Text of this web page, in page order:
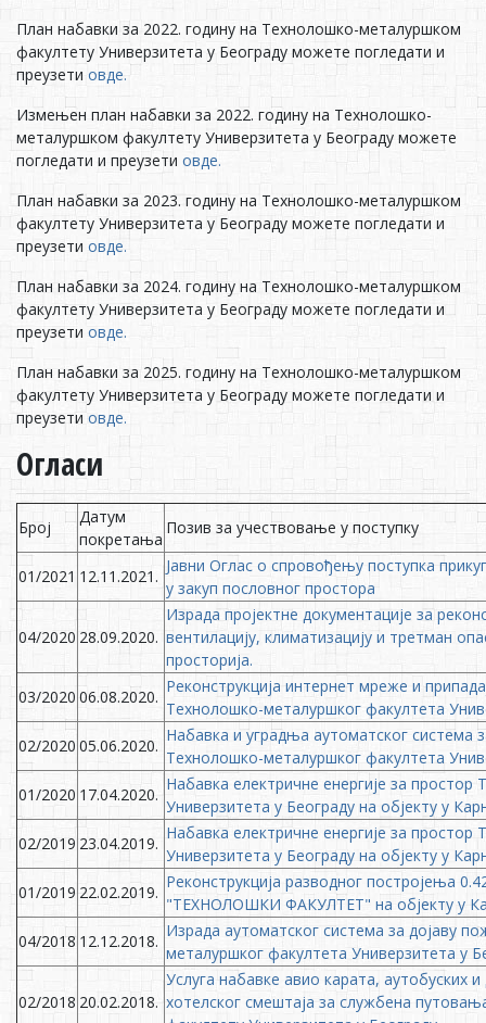
План набавки за 2022. годину на Технолошко-металуршком
факултету Универзитета у Београду можете погледати и
преузети овде.
Измењен план набавки за 2022. годину на Технолошко-
металуршком факултету Универзитета у Београду можете
погледати и преузети овде.
План набавки за 2023. годину на Технолошко-металуршком
факултету Универзитета у Београду можете погледати и
преузети овде.
План набавки за 2024. годину на Технолошко-металуршком
факултету Универзитета у Београду можете погледати и
преузети овде.
План набавки за 2025. годину на Технолошко-металуршком
факултету Универзитета у Београду можете погледати и
преузети овде.
Огласи
Број
Датум
покретања
Позив за учествовање у поступку
01/2021 12.11.2021.
Јавни Оглас о спровођењу поступка
у закуп пословног простора
04/2020 28.09.2020.
Израда пројектне документације за
вентилацију, климатизацију и третман
просторија.
03/2020 06.08.2020.
Реконструкција интернет мреже и
Технолошко-металуршког факултета
02/2020 05.06.2020.
Набавка и уградња аутоматског система
Технолошко-металуршког факултета
01/2020 17.04.2020.
Набавка електричне енергије за
Универзитета у Београду на објекту у
02/2019 23.04.2019.
Набавка електричне енергије за
Универзитета у Београду на објекту у
01/2019 22.02.2019.
Реконструкција разводног постројења
"ТЕХНОЛОШКИ ФАКУЛТЕТ" на објекту у
04/2018 12.12.2018.
Израда аутоматског система за дојаву
металуршког факултета Универзитета у
02/2018 20.02.2018.
Услуга набавке авио карата, аутобуских
хотелског смештаја за службена